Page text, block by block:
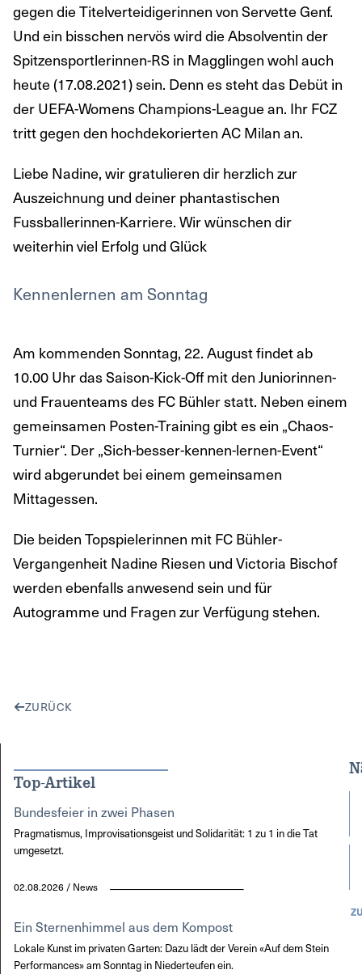
gegen die Titelverteidigerinnen von Servette Genf.
Und ein bisschen nervös wird die Absolventin der
Spitzensportlerinnen-RS in Magglingen wohl auch
heute (17.08.2021) sein. Denn es steht das Debüt in
der UEFA-Womens Champions-League an. Ihr FCZ
tritt gegen den hochdekorierten AC Milan an.
Liebe Nadine, wir gratulieren dir herzlich zur
Auszeichnung und deiner phantastischen
Fussballerinnen-Karriere. Wir wünschen dir
weiterhin viel Erfolg und Glück
Kennenlernen am Sonntag
Am kommenden Sonntag, 22. August findet ab
10.00 Uhr das Saison-Kick-Off mit den Juniorinnen-
und Frauenteams des FC Bühler statt. Neben einem
gemeinsamen Posten-Training gibt es ein „Chaos-
Turnier“. Der „Sich-besser-kennen-lernen-Event“
wird abgerundet bei einem gemeinsamen
Mittagessen.
Die beiden Topspielerinnen mit FC Bühler-
Vergangenheit Nadine Riesen und Victoria Bischof
werden ebenfalls anwesend sein und für
Autogramme und Fragen zur Verfügung stehen.
ZURÜCK
Top-Artikel
Bundesfeier in zwei Phasen
Pragmatismus, Improvisationsgeist und Solidarität: 1 zu 1 in die Tat
umgesetzt.
02.08.2026 / News
Ein Sternenhimmel aus dem Kompost
Lokale Kunst im privaten Garten: Dazu lädt der Verein «Auf dem Stein
Performances» am Sonntag in Niederteufen ein.